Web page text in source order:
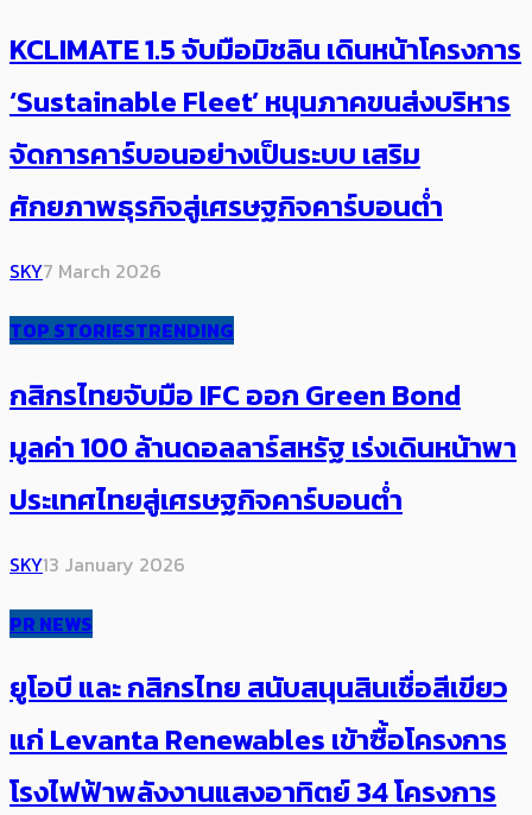
KCLIMATE 1.5 จับมือมิชลิน เดินหน้าโครงการ
‘Sustainable Fleet’ หนุนภาคขนส่งบริหาร
จัดการคาร์บอนอย่างเป็นระบบ เสริม
ศักยภาพธุรกิจสู่เศรษฐกิจคาร์บอนต่ำ
SKY7 March 2026
TOP STORIESTRENDING
กสิกรไทยจับมือ IFC ออก Green Bond
มูลค่า 100 ล้านดอลลาร์สหรัฐ เร่งเดินหน้าพา
ประเทศไทยสู่เศรษฐกิจคาร์บอนต่ำ
SKY13 January 2026
PR NEWS
ยูโอบี และ กสิกรไทย สนับสนุนสินเชื่อสีเขียว
แก่ Levanta Renewables เข้าซื้อโครงการ
โรงไฟฟ้าพลังงานแสงอาทิตย์ 34 โครงการ